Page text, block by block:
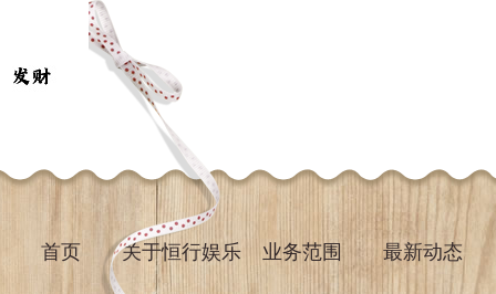
首页 关于恒行娱乐 业务范围 最新动态